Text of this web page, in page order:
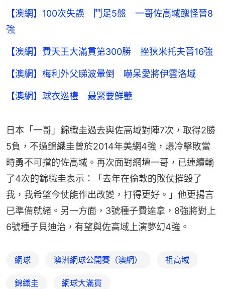
【澳網】100次失誤 鬥足5盤 一哥佐高域醜怪晉8
強
【澳網】費天王大滿貫第300勝 挫狄米托夫晉16強
【澳網】梅利外父睇波暈倒 嚇呆愛將伊雲洛域
【澳網】球衣巡禮 最緊要鮮艷
日本「一哥」錦織圭過去與佐高域對陣7次，取得2勝
5負，不過錦織圭曾於2014年美網4強，爆冷擊敗當
時勇不可擋的佐高域。再次面對網壇一哥，已連續輸
了4次的錦織圭表示：「去年在倫敦的敗仗摧毀了
我，我希望今仗能作出改變，打得更好。」他更揚言
已準備就緒。另一方面，3號種子費達拿，8強將對上
6號種子貝迪治，有望與佐高域上演夢幻4強。
網球 澳洲網球公開賽（澳網） 祖高域
錦織圭 網球大滿貫